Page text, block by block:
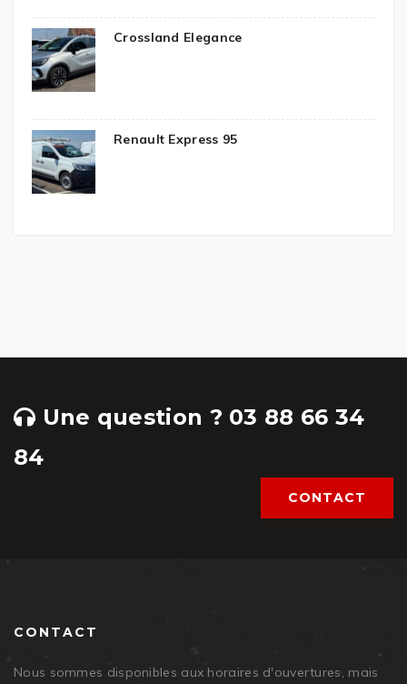
Crossland Elegance
Renault Express 95
Une question ? 03 88 66 34
84
CONTACT
CONTACT
Nous sommes disponibles aux horaires d'ouvertures, mais